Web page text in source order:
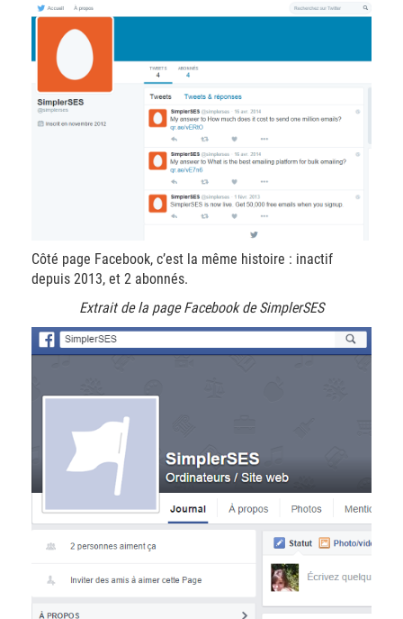
Côté page Facebook, c’est la même histoire : inactif
depuis 2013, et 2 abonnés.
Extrait de la page Facebook de SimplerSES